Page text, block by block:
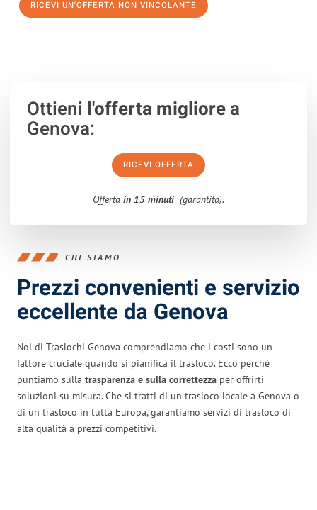
RICEVI UN'OFFERTA NON VINCOLANTE
Ottieni l'offerta migliorea
Genova:
RICEVI OFFERTA
Offerta in 15 minuti (garantita).
CHI SIAMO
Prezzi convenienti e servizio
eccellente da Genova
Noi di Traslochi Genova comprendiamo che i costi sono un
fattore cruciale quando si pianifica il trasloco. Ecco perché
puntiamo sulla trasparenza e sulla correttezza per offrirti
soluzioni su misura. Che si tratti di un trasloco locale a Genova o
di un trasloco in tutta Europa, garantiamo servizi di trasloco di
alta qualità a prezzi competitivi.